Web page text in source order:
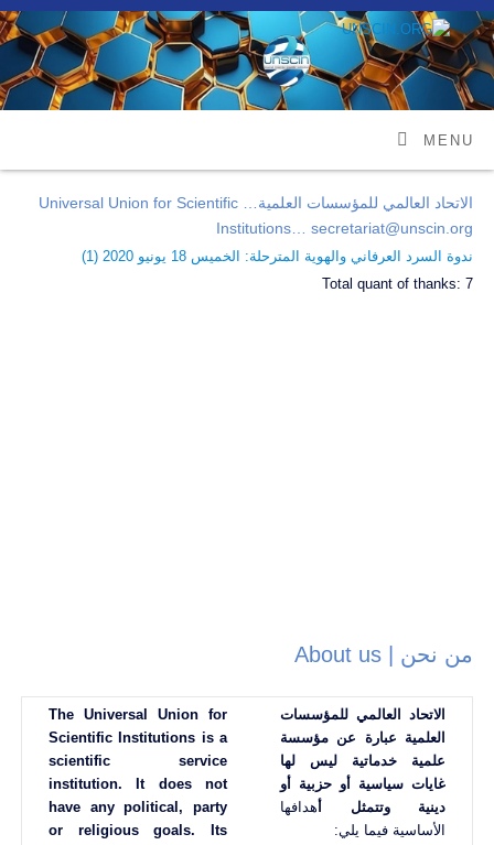
MENU
الاتحاد العالمي للمؤسسات العلمية… Universal Union for Scientific
Institutions… secretariat@unscin.org
ندوة السرد العرفاني والهوية المترحلة: الخميس 18 يونيو 2020 ( 1
)
Total quant of thanks:7
من نحن | About us
الاتحاد العالمي للمؤسسات
العلمية عبارة عن مؤسسة
علمية خدماتية ليس لها
غايات سياسية أو حزبية أو
دينية وتتمثل أ هدافها
الأساسية فيما يلي:
The Universal Union for
Scientific Institutions is a
scientific service
institution. It does not
have any political, party
or religious goals. Its